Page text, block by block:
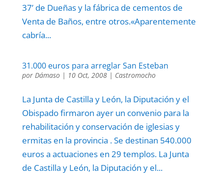
37’ de Dueñas y la fábrica de cementos de
Venta de Baños, entre otros.«Aparentemente
cabría...
31.000 euros para arreglar San Esteban
por Dámaso| 10 Oct, 2008| Castromocho
La Junta de Castilla y León, la Diputación y el
Obispado firmaron ayer un convenio para la
rehabilitación y conservación de iglesias y
ermitas en la provincia . Se destinan 540.000
euros a actuaciones en 29 templos. La Junta
de Castilla y León, la Diputación y el...